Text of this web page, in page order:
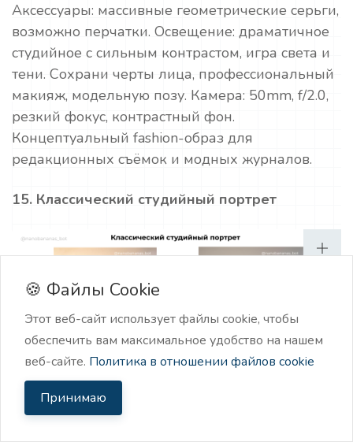
Аксессуары: массивные геометрические серьги,
возможно перчатки. Освещение: драматичное
студийное с сильным контрастом, игра света и
тени. Сохрани черты лица, профессиональный
макияж, модельную позу. Камера: 50mm, f/2.0,
резкий фокус, контрастный фон.
Концептуальный fashion-образ для
редакционных съёмок и модных журналов.
15. Классический студийный портрет
🍪 Файлы Cookie
Этот веб-сайт использует файлы cookie, чтобы
обеспечить вам максимальное удобство на нашем
веб-сайте. Политика в отношении файлов cookie
Принимаю